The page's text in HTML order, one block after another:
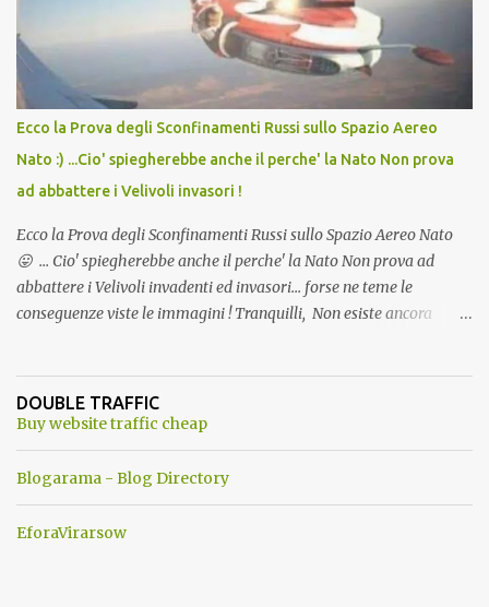
l'articolo per NON Dimenticare!
Ecco la Prova degli Sconfinamenti Russi sullo Spazio Aereo
Nato :) ...Cio' spiegherebbe anche il perche' la Nato Non prova
ad abbattere i Velivoli invasori !
Ecco la Prova degli Sconfinamenti Russi sullo Spazio Aereo Nato
😛 ... Cio' spiegherebbe anche il perche' la Nato Non prova ad
abbattere i Velivoli invadenti ed invasori... forse ne teme le
conseguenze viste le immagini ! Tranquilli, Non esiste ancora
ancora una fantasia Nato o forse una "False Flag", per provocare
una guerra mondiale che difficilmente da menti sane, potrebbe
DOUBLE TRAFFIC
Buy website traffic cheap
Blogarama - Blog Directory
EforaVirarsow